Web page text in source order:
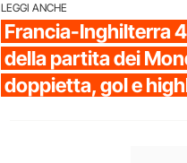
LEGGI ANCHE
Francia-Inghilterra
della partita dei
doppietta, gol e